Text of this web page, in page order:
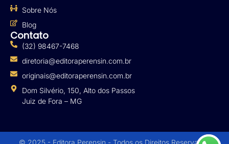
Sobre Nós
Blog
Contato
(32) 98467-7468
diretoria@editoraperensin.com.br
originais@editoraperensin.com.br
Dom Silvério, 150, Alto dos Passos
Juiz de Fora – MG
© 2025 - Editora Perensin - Todos os Direitos Reservados